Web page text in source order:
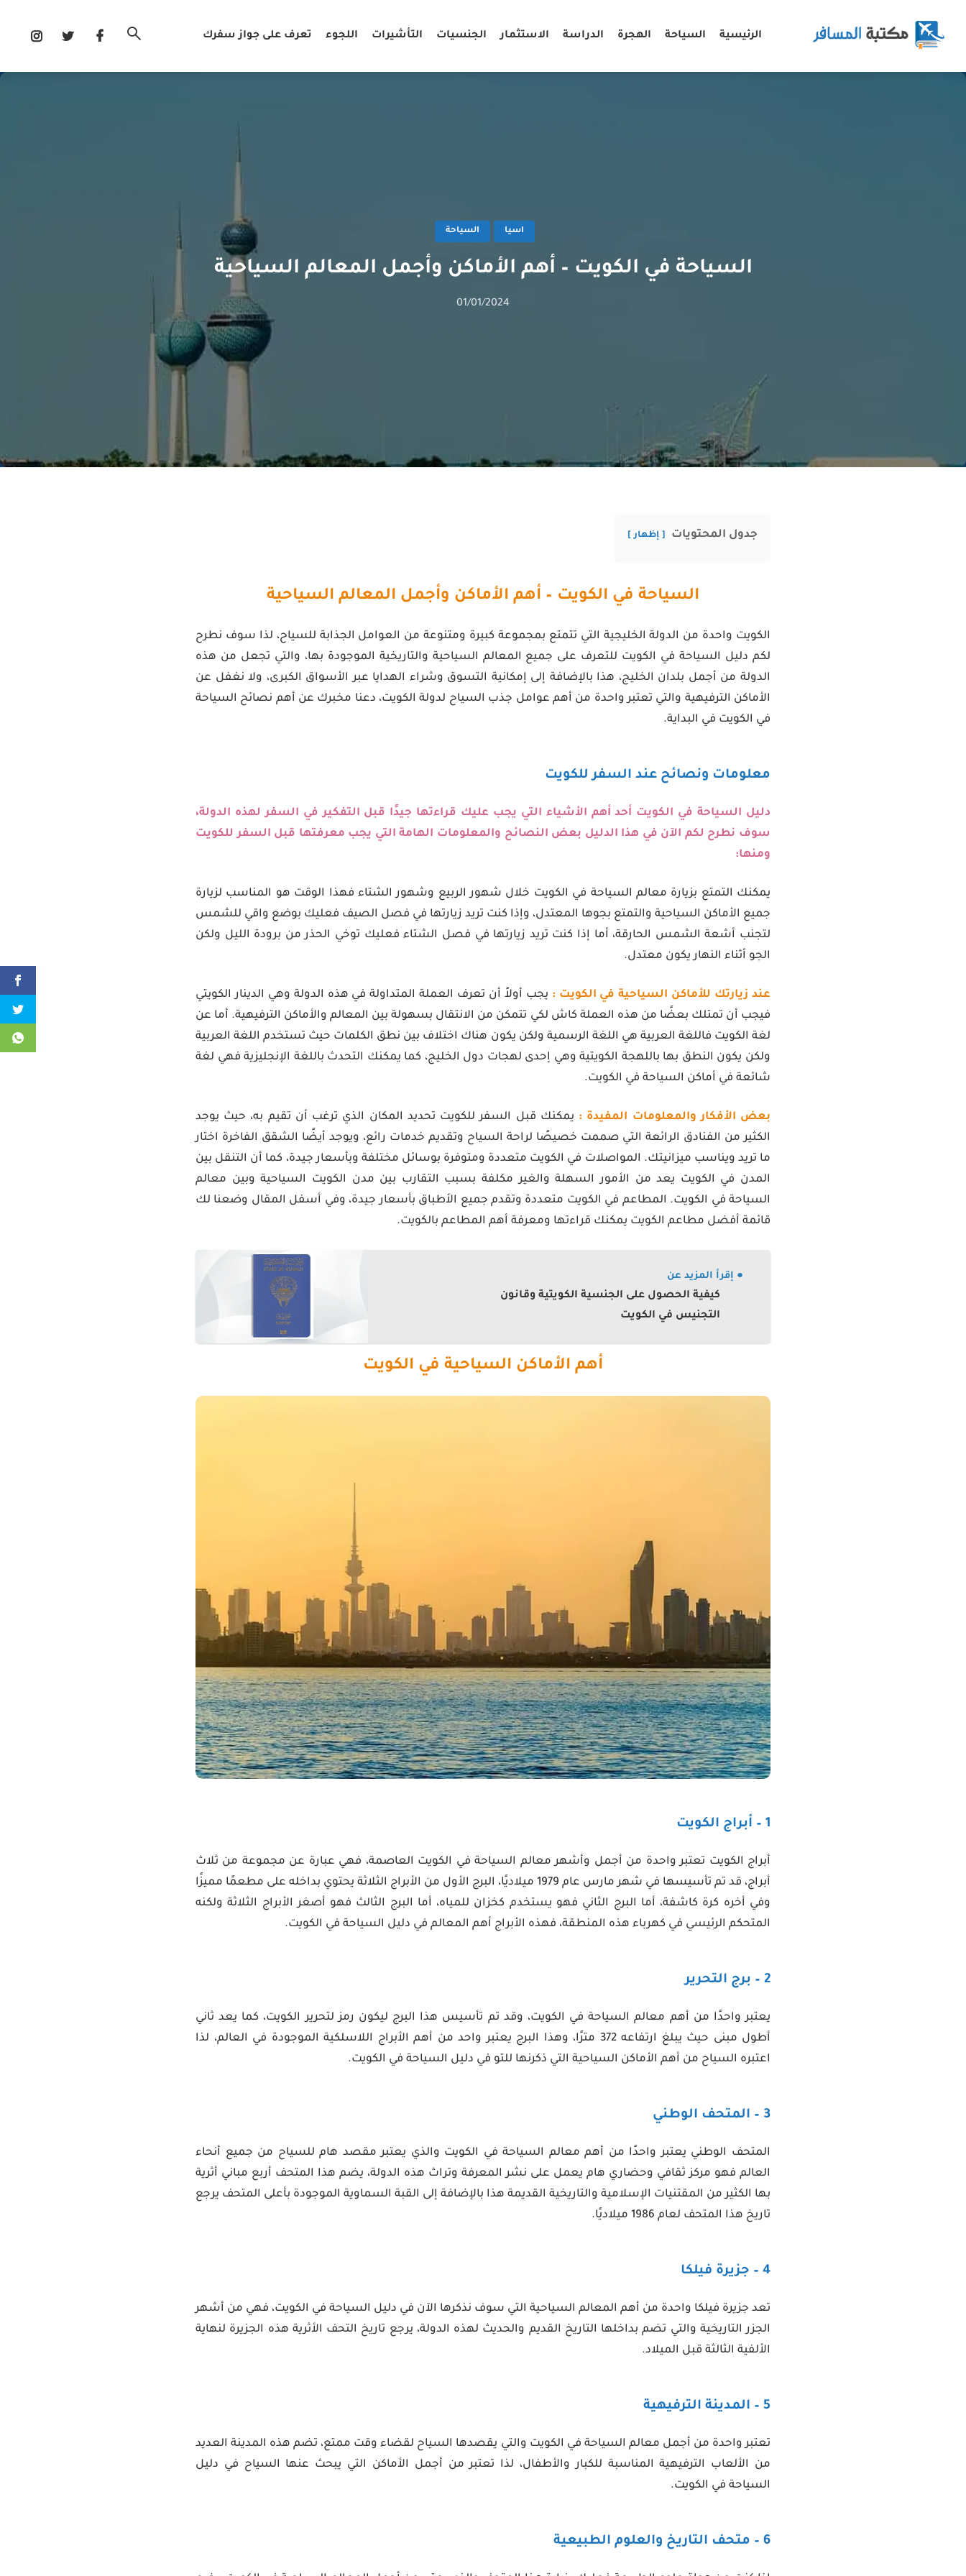
الرئيسية السياحة الهجرة الدراسة الاستثمار الجنسيات التأشيرات اللجوء تعرف على جواز سفرك
اسيا السياحة
السياحة في الكويت – أهم الأماكن وأجمل المعالم السياحية
01/01/2024
جدول المحتويات إظهار
السياحة في الكويت – أهم الأماكن وأجمل المعالم السياحية
الكويت واحدة من الدولة الخليجية التي تتمتع بمجموعة كبيرة ومتنوعة من العوامل الجذابة للسياح، لذا سوف نطرح
لكم دليل السياحة في الكويت للتعرف على جميع المعالم السياحية والتاريخية الموجودة بها، والتي تجعل من هذه
الدولة من أجمل بلدان الخليج، هذا بالإضافة إلى إمكانية التسوق وشراء الهدايا عبر الأسواق الكبرى، ولا نغفل عن
الأماكن الترفيهية والتي تعتبر واحدة من أهم عوامل جذب السياح لدولة الكويت، دعنا مخبرك عن أهم نصائح السياحة
في الكويت في البداية.
معلومات ونصائح عند السفر للكويت
دليل السياحة في الكويت أحد أهم الأشياء التي يجب عليك قراءتها جيدًا قبل التفكير في السفر لهذه الدولة،
سوف نطرح لكم الآن في هذا الدليل بعض النصائح والمعلومات الهامة التي يجب معرفتها قبل السفر للكويت
ومنها:
يمكنك التمتع بزيارة معالم السياحة في الكويت خلال شهور الربيع وشهور الشتاء فهذا الوقت هو المناسب لزيارة
جميع الأماكن السياحية والتمتع بجوها المعتدل، وإذا كنت تريد زيارتها في فصل الصيف فعليك بوضع واقي للشمس
لتجنب أشعة الشمس الحارقة، أما إذا كنت تريد زيارتها في فصل الشتاء فعليك توخي الحذر من برودة الليل ولكن
الجو أثناء النهار يكون معتدل.
عند زيارتك للأماكن السياحية في الكويت : يجب أولاً أن تعرف العملة المتداولة في هذه الدولة وهي الدينار الكويتي
فيجب أن تمتلك بعضًا من هذه العملة كاش لكي تتمكن من الانتقال بسهولة بين المعالم والأماكن الترفيهية. أما عن
لغة الكويت فاللغة العربية هي اللغة الرسمية ولكن يكون هناك اختلاف بين نطق الكلمات حيث تستخدم اللغة العربية
ولكن يكون النطق بها باللهجة الكويتية وهي إحدى لهجات دول الخليج، كما يمكنك التحدث باللغة الإنجليزية فهي لغة
شائعة في أماكن السياحة في الكويت.
بعض الأفكار والمعلومات المفيدة : يمكنك قبل السفر للكويت تحديد المكان الذي ترغب أن تقيم به، حيث يوجد
الكثير من الفنادق الرائعة التي صممت خصيصًا لراحة السياح وتقديم خدمات رائع، ويوجد أيضًا الشقق الفاخرة اختار
ما تريد ويناسب ميزانيتك. المواصلات في الكويت متعددة ومتوفرة بوسائل مختلفة وبأسعار جيدة، كما أن التنقل بين
المدن في الكويت يعد من الأمور السهلة والغير مكلفة بسبب التقارب بين مدن الكويت السياحية وبين معالم
السياحة في الكويت. المطاعم في الكويت متعددة وتقدم جميع الأطباق بأسعار جيدة، وفي أسفل المقال وضعنا لك
قائمة أفضل مطاعم الكويت يمكنك قراءتها ومعرفة أهم المطاعم بالكويت.
● إقرأ المزيد عن
كيفية الحصول على الجنسية الكويتية وقانون
التجنيس في الكويت
أهم الأماكن السياحية في الكويت
1 – أبراج الكويت
أبراج الكويت تعتبر واحدة من أجمل وأشهر معالم السياحة في الكويت العاصمة، فهي عبارة عن مجموعة من ثلاث
أبراج، قد تم تأسيسها في شهر مارس عام 1979 ميلاديًا، البرج الأول من الأبراج الثلاثة يحتوي بداخله على مطعمًا مميزًا
وفي أخره كرة كاشفة، أما البرج الثاني فهو يستخدم كخزان للمياه، أما البرج الثالث فهو أصغر الأبراج الثلاثة ولكنه
المتحكم الرئيسي في كهرباء هذه المنطقة، فهذه الأبراج أهم المعالم في دليل السياحة في الكويت.
2 – برج التحرير
يعتبر واحدًا من أهم معالم السياحة في الكويت، وقد تم تأسيس هذا البرج ليكون رمز لتحرير الكويت، كما يعد ثاني
أطول مبنى حيث يبلغ ارتفاعه 372 مترًا، وهذا البرج يعتبر واحد من أهم الأبراج اللاسلكية الموجودة في العالم، لذا
اعتبره السياح من أهم الأماكن السياحية التي ذكرنها للتو في دليل السياحة في الكويت.
3 – المتحف الوطني
المتحف الوطني يعتبر واحدًا من أهم معالم السياحة في الكويت والذي يعتبر مقصد هام للسياح من جميع أنحاء
العالم فهو مركز ثقافي وحضاري هام يعمل على نشر المعرفة وتراث هذه الدولة، يضم هذا المتحف أربع مباني أثرية
بها الكثير من المقتنيات الإسلامية والتاريخية القديمة هذا بالإضافة إلى القبة السماوية الموجودة بأعلى المتحف يرجع
تاريخ هذا المتحف لعام 1986 ميلاديًا.
4 – جزيرة فيلكا
تعد جزيرة فيلكا واحدة من أهم المعالم السياحية التي سوف نذكرها الآن في دليل السياحة في الكويت، فهي من أشهر
الجزر التاريخية والتي تضم بداخلها التاريخ القديم والحديث لهذه الدولة، يرجع تاريخ التحف الأثرية هذه الجزيرة لنهاية
الألفية الثالثة قبل الميلاد.
5 – المدينة الترفيهية
تعتبر واحدة من أجمل معالم السياحة في الكويت والتي يقصدها السياح لقضاء وقت ممتع، تضم هذه المدينة العديد
من الألعاب الترفيهية المناسبة للكبار والأطفال، لذا تعتبر من أجمل الأماكن التي يبحث عنها السياح في دليل
السياحة في الكويت.
6 – متحف التاريخ والعلوم الطبيعية